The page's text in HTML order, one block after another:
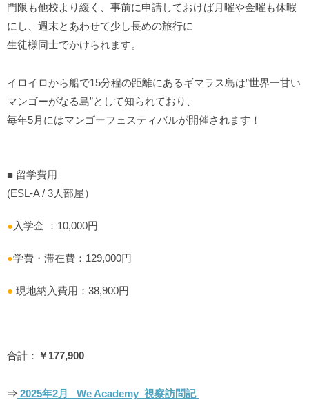
門限も他校より緩く、事前に申請しておけば月曜や金曜も休暇
にし、 週末とあわせて少し長めの旅行に
生徒様同士でかけられます。
イロイロから船で15分程の距離にあるギマラス島は”世界一甘い
マンゴーがなる島”として知られており、
毎年5月にはマンゴーフェスティバルが開催されます！
■ 留学費用
(ESL-A / 3人部屋）
● 入学金 ：10,000円
●学費・滞在費：129,000円
● 現地納入費用：38,900円
合計： ￥177,900
⇒ 2025年2月 We Academy 視察訪問記